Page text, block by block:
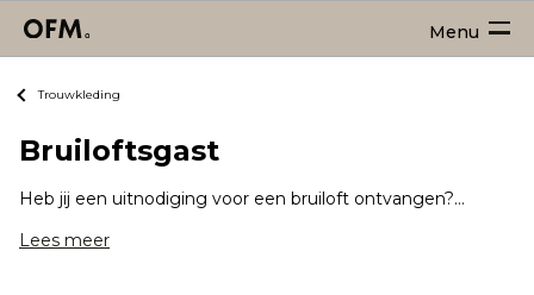
Menu
Trouwkleding
Bruiloftsgast
Heb jij een uitnodiging voor een bruiloft ontvangen? Dan is het tijd om na te denken over de outfit als bruiloftsgast! Soms krijg je een dresscode door en soms kun je zelf een bruiloftsoutfit bepalen. Zorg er in ieder geval altijd voor dat je outfit er chique en stijlvol uitziet. Met onderstaande items zit je goed (afhankelijk van de dresscode)!
Lees meer